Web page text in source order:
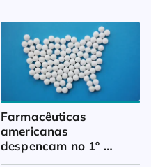
Farmacêuticas
americanas
despencam no 1º